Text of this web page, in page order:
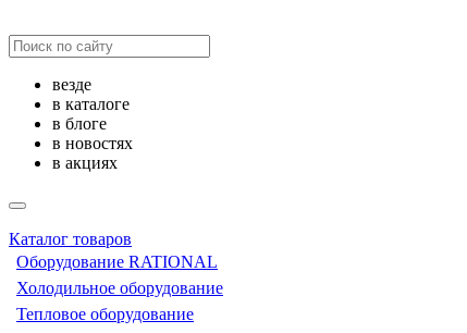
везде
в каталоге
в блоге
в новостях
в акциях
Каталог товаров
Оборудование RATIONAL
Холодильное оборудование
Тепловое оборудование